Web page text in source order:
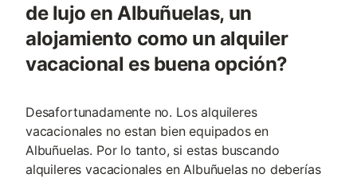
de lujo en Albuñuelas, un
alojamiento como un alquiler
vacacional es buena opción?
Desafortunadamente no. Los alquileres
vacacionales no estan bien equipados en
Albuñuelas. Por lo tanto, si estas buscando
alquileres vacacionales en Albuñuelas no deberías